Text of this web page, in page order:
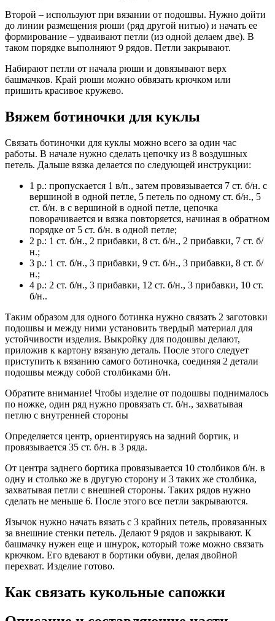
Второй – используют при вязании от подошвы. Нужно дойти
до линии размещения рюши (ряд другой нитью) и начать ее
формирование – удваивают петли (из одной делаем две). В
таком порядке выполняют 9 рядов. Петли закрывают.
Набирают петли от начала рюши и довязывают верх
башмачков. Край рюши можно обвязать крючком или
пришить красивое кружево.
Вяжем ботиночки для куклы
Связать ботиночки для куклы можно всего за один час
работы. В начале нужно сделать цепочку из 8 воздушных
петель. Дальше вязка делается по следующей инструкции:
1 р.: пропускается 1 в/п., затем провязывается 7 ст. б/н. с
вершиной в одной петле, 5 петель по одному ст. б/н., 5
ст. б/н. в с вершиной в одной петле, цепочка
поворачивается и вязка повторяется, начиная в обратном
порядке от 5 ст. б/н. в одной петле;
2 р.: 1 ст. б/н., 2 прибавки, 8 ст. б/н., 2 прибавки, 7 ст. б/
н.;
3 р.: 1 ст. б/н., 3 прибавки, 9 ст. б/н., 3 прибавки, 8 ст. б/
н.;
4 р.: 2 ст. б/н., 3 прибавки, 12 ст. б/н., 3 прибавки, 10 ст.
б/н..
Таким образом для одного ботинка нужно связать 2 заготовки
подошвы и между ними установить твердый материал для
устойчивости изделия. Выкройку для подошвы делают,
приложив к картону вязаную деталь. После этого следует
приступить к вязанию самого ботиночка, соединяя 2 детали
подошвы между собой столбиками б/н.
Обратите внимание! Чтобы изделие от подошвы поднималось
по ножке, один ряд нужно провязать ст. б/н., захватывая
петлю с внутренней стороны
Определяется центр, ориентируясь на задний бортик, и
провязывается 35 ст. б/н. в 3 ряда.
От центра заднего бортика провязывается 10 столбиков б/н. в
одну и столько же в другую сторону и 3 таких же столбика,
захватывая петли с внешней стороны. Таких рядов нужно
сделать не меньше 6. После этого все петли закрываются.
Язычок нужно начать вязать с 3 крайних петель, провязанных
за внешние стенки петель. Делают 9 рядов и закрывают. К
башмачку нужен еще и шнурок, который тоже можно связать
крючком. Его вдевают в бортики обуви, делая двойной
перехват. Изделие готово.
Как связать кукольные сапожки